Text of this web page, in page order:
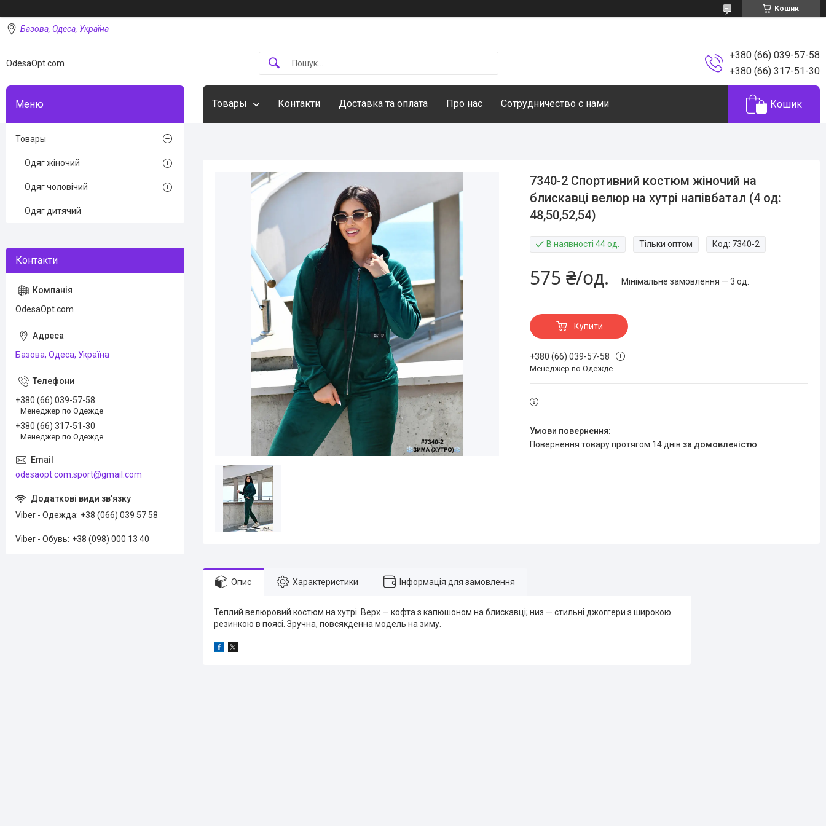
Кошик
Базова, Одеса, Україна
OdesaOpt.com
+380 (66) 039-57-58
+380 (66) 317-51-30
Товары Контакти Доставка та оплата Про нас Сотрудничество с нами Кошик
7340-2 Спортивний костюм жіночий на
блискавці велюр на хутрі напівбатал (4 од:
48,50,52,54)
В наявності 44 од. Тільки оптом Код: 7340-2
575 ₴/од. Мінімальне замовлення — 3 од.
Купити
+380 (66) 039-57-58
Менеджер по Одежде
повернення товару протягом 14 днів за домовленістю
Опис Характеристики Інформація для замовлення
Теплий велюровий костюм на хутрі. Верх — кофта з капюшоном на блискавці; низ — стильні джоггери з широкою
резинкою в поясі. Зручна, повсякденна модель на зиму.
Товары
Одяг жіночий
Одяг чоловічий
Одяг дитячий
OdesaOpt.com
Базова, Одеса, Україна
+380 (66) 039-57-58
Менеджер по Одежде
+380 (66) 317-51-30
Менеджер по Одежде
odesaopt.com.sport@gmail.com
Viber - Одежда +38 (066) 039 57 58
Viber - Обувь +38 (098) 000 13 40